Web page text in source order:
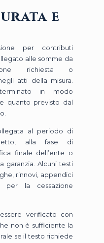
e
per contributi
alle somme da
richiesta o
atti della misura.
in modo
quanto previsto dal
al periodo di
alla fase di
finale dell’ente o
garanzia. Alcuni testi
rinnovi, appendici
per la cessazione
verificato con
non è sufficiente la
se il testo richiede